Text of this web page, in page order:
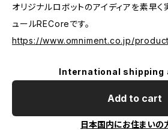
オリジナルロボットのアイディアを素早く
ュールRECoreです。
https://www.omniment.co.jp/
International shipping
Add to cart
日本国内にお住まいの